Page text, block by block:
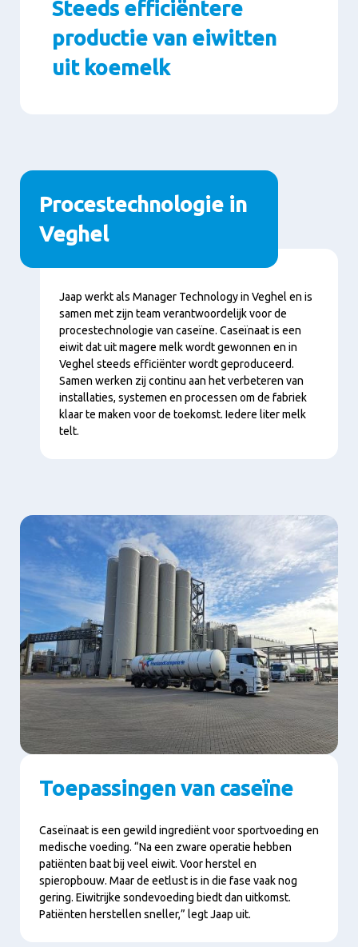
Steeds efficiëntere
productie van eiwitten
uit koemelk
Paragraphs
Procestechnologie in
Veghel
Conţinut
Jaap werkt als Manager Technology in Veghel en is
samen met zijn team verantwoordelijk voor de
procestechnologie van caseïne. Caseïnaat is een
eiwit dat uit magere melk wordt gewonnen en in
Veghel steeds efficiënter wordt geproduceerd.
Samen werken zij continu aan het verbeteren van
installaties, systemen en processen om de fabriek
klaar te maken voor de toekomst. Iedere liter melk
telt.
Toepassingen van caseïne
Caseïnaat is een gewild ingrediënt voor sportvoeding en
medische voeding. “Na een zware operatie hebben
patiënten baat bij veel eiwit. Voor herstel en
spieropbouw. Maar de eetlust is in die fase vaak nog
gering. Eiwitrijke sondevoeding biedt dan uitkomst.
Patiënten herstellen sneller,” legt Jaap uit.